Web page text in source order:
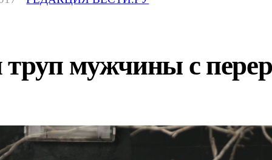
мужчины с